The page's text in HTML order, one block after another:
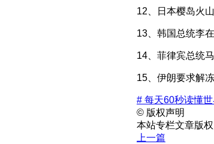
12、日本樱岛火
13、韩国总统李
14、菲律宾总统
15、伊朗要求解
# 每天60秒读懂世
© 版权声明
本站专栏文章版
上一篇